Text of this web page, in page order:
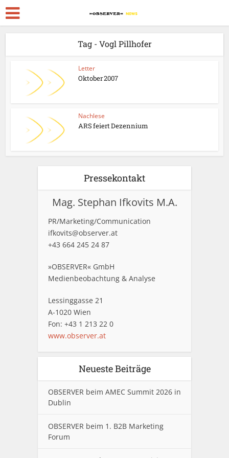
Tag - Vogl Pillhofer
Letter
Oktober 2007
Nachlese
ARS feiert Dezennium
Pressekontakt
Mag. Stephan Ifkovits M.A.
PR/Marketing/Communication
ifkovits@observer.at
+43 664 245 24 87
»OBSERVER« GmbH
Medienbeobachtung & Analyse
Lessinggasse 21
A-1020 Wien
Fon: +43 1 213 22 0
www.observer.at
Neueste Beiträge
OBSERVER beim AMEC Summit 2026 in
Dublin
OBSERVER beim 1. B2B Marketing
Forum